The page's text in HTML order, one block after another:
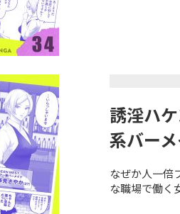
誘淫ハ
系バーメ
なぜか人一倍
な職場で働く